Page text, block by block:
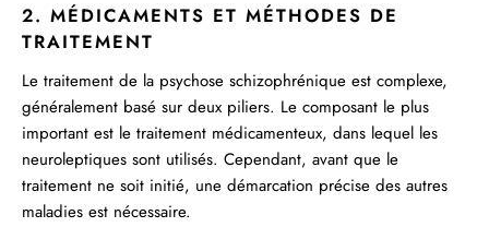
2. MÉDICAMENTS ET MÉTHODES DE
TRAITEMENT
Le traitement de la psychose schizophrénique est complexe,
généralement basé sur deux piliers. Le composant le plus
important est le traitement médicamenteux, dans lequel les
neuroleptiques sont utilisés. Cependant, avant que le
traitement ne soit initié, une démarcation précise des autres
maladies est nécessaire.